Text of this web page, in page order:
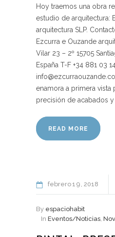
Hoy traemos una obra
estudio de arquitectura:
arquitectura SLP.
Ezcurra e Ouzande
Vilar 23 – 2º 15705
España T-F +34 881 03
enamora a primera vista
precisión de acabados y
READ MORE
febrero19 2018
By espaciohabit
In Eventos/Noticias